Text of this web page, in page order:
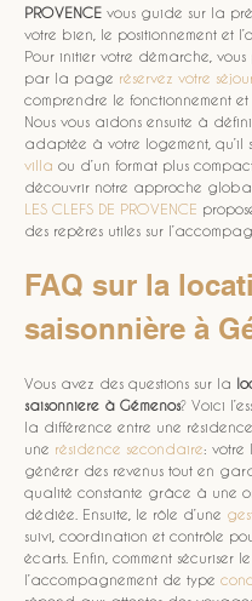
PROVENCE vous guide sur la
votre bien, le positionnement et
Pour initier votre démarche, vous
par la page réservez votre
comprendre le fonctionnement et
Nous vous aidons ensuite à
adaptée à votre logement, qu’il
villa ou d’un format plus
découvrir notre approche
LES CLEFS DE PROVENCE
des repères utiles sur
FAQ sur la
saisonnière à
Vous avez des questions sur la
saisonniere à Gémenos? Voici
la différence entre une
une résidence secondaire: votre
générer des revenus tout en
qualité constante grâce à une
dédiée. Ensuite, le rôle d’une
suivi, coordination et contrôle
écarts. Enfin, comment sécuriser
l’accompagnement de type